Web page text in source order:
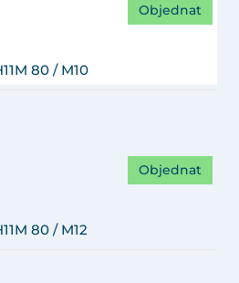
80 / M10
Objednat
80 / M12
Objednat